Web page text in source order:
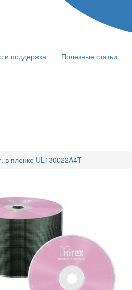
и поддержка Полезные статьи
в пленке UL130022A4T